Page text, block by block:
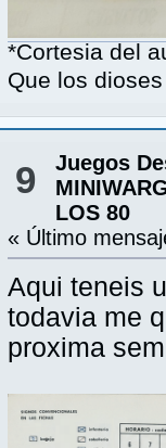
*Cortesia del
Que los
9
Juegos
LOS 80
« Último
Aqui teneis
todavia me
proxima